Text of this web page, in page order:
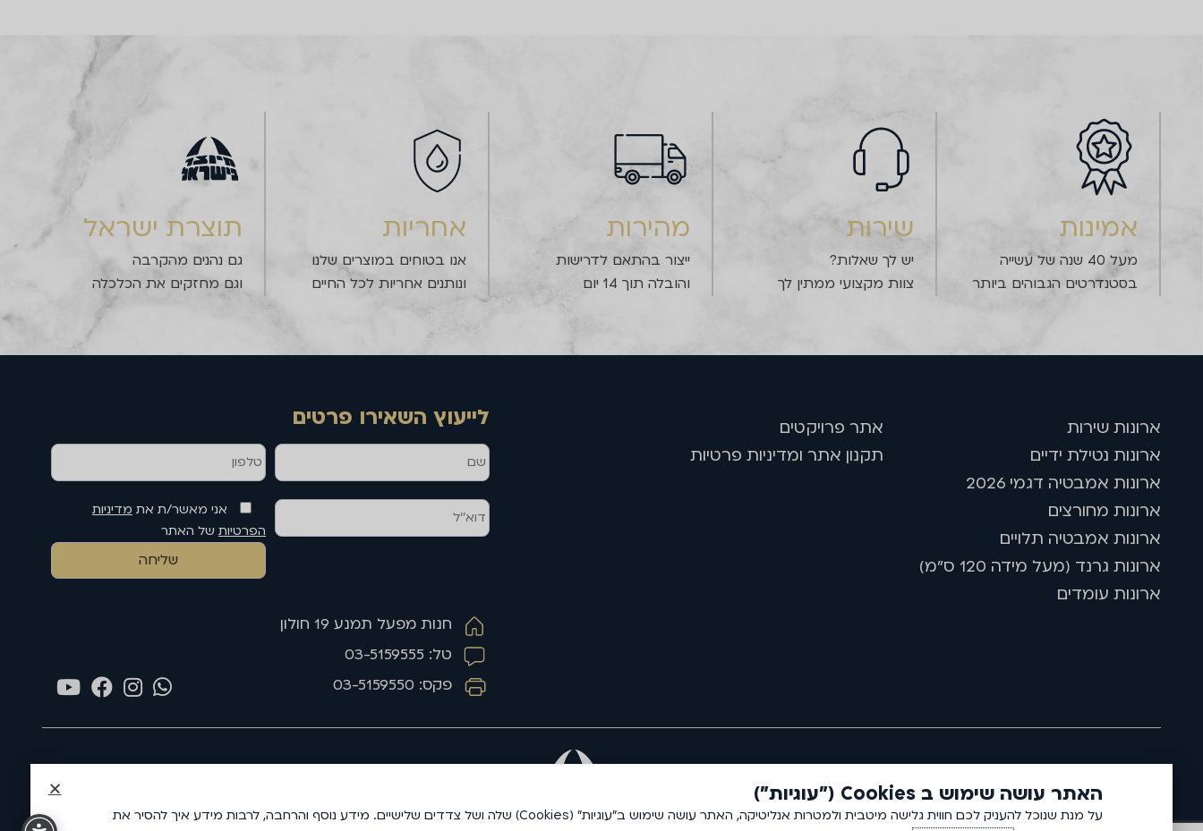
אמינות
מעל 40 שנה של עשייה
בסטנדרטים הגבוהים ביותר
שירות
יש לך שאלות?
צוות מקצועי ממתין לך
מהירות
ייצור בהתאם לדרישות
והובלה תוך 14 יום
אחריות
אנו בטוחים במוצרים שלנו
ונותנים אחריות לכל החיים
תוצרת ישראל
גם נהנים מהקרבה
וגם מחזקים את הכלכלה
ארונות שירות
ארונות נטילת ידיים
ארונות אמבטיה דגמי 2026
ארונות מחורצים
ארונות אמבטיה תלויים
ארונות גרנד (מעל מידה 120 ס"מ)
ארונות עומדים
אתר פרויקטים
תקנון אתר ומדיניות פרטיות
לייעוץ השאירו פרטים
אני מאשר/ת את מדיניות
הפרטיות של האתר
חנות מפעל תמנע 19 חולון
טל: 03-5159555
פקס: 03-5159550
האתר עושה שימוש ב Cookies ("עוגיות")
על מנת שנוכל להעניק לכם חווית גלישה מיטבית ולמטרות אנליטיקה, האתר עושה שימוש ב"עוגיות" (Cookies) שלה ושל צדדים שלישיים. מידע נוסף והרחבה, לרבות מידע איך להסיר את